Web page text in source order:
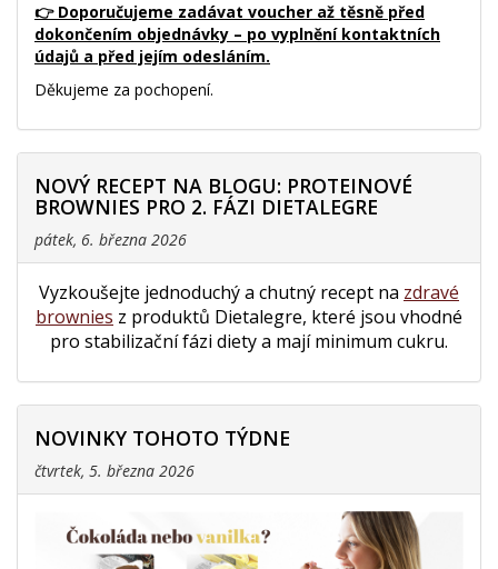
👉 Doporučujeme zadávat voucher až těsně před
dokončením objednávky – po vyplnění kontaktních
údajů a před jejím odesláním.
Děkujeme za pochopení.
NOVÝ RECEPT NA BLOGU: PROTEINOVÉ
BROWNIES PRO 2. FÁZI DIETALEGRE
pátek, 6. března 2026
Vyzkoušejte jednoduchý a chutný recept na zdravé
brownies z produktů Dietalegre, které jsou vhodné
pro stabilizační fázi diety a mají minimum cukru.
NOVINKY TOHOTO TÝDNE
čtvrtek, 5. března 2026